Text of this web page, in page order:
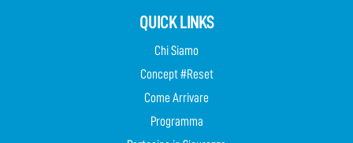
QUICK LINKS
Chi Siamo
Concept #Reset
Come Arrivare
Programma